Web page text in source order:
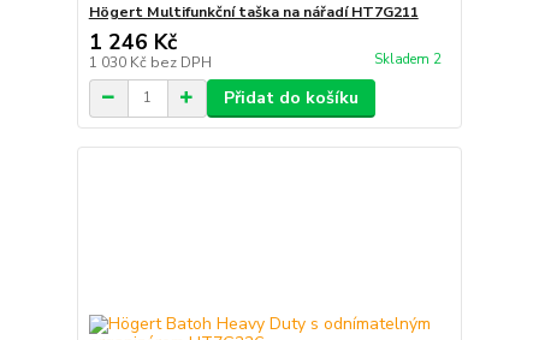
Högert Multifunkční taška na nářadí HT7G211
1 246 Kč
1 030 Kč bez DPH Skladem 2
Přidat do košíku